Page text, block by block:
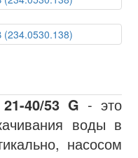
40/53 G - это
воды в
насосом